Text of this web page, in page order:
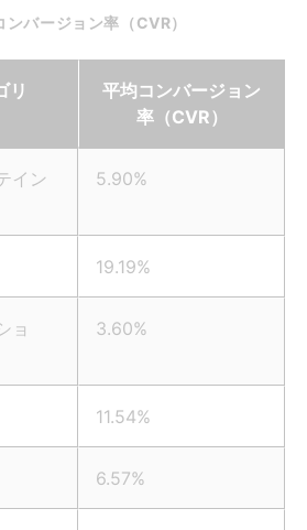
バージョン率（CVR）
リ
平均コンバージョン
率（CVR）
イン
5.90%
19.19%
ョ
3.60%
11.54%
6.57%